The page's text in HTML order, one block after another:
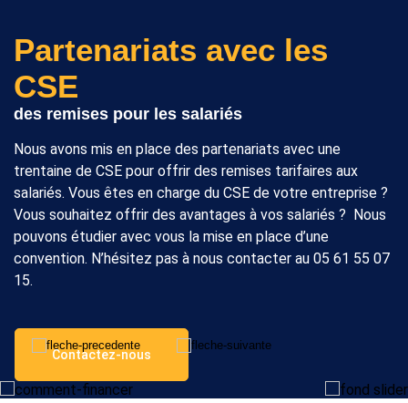
Partenariats avec les
CSE
des remises pour les salariés
Nous avons mis en place des partenariats avec une
trentaine de CSE pour offrir des remises tarifaires aux
salariés. Vous êtes en charge du CSE de votre entreprise ?
Vous souhaitez offrir des avantages à vos salariés ? Nous
pouvons étudier avec vous la mise en place d’une
convention. N’hésitez pas à nous contacter au 05 61 55 07
15.
Contactez-nous